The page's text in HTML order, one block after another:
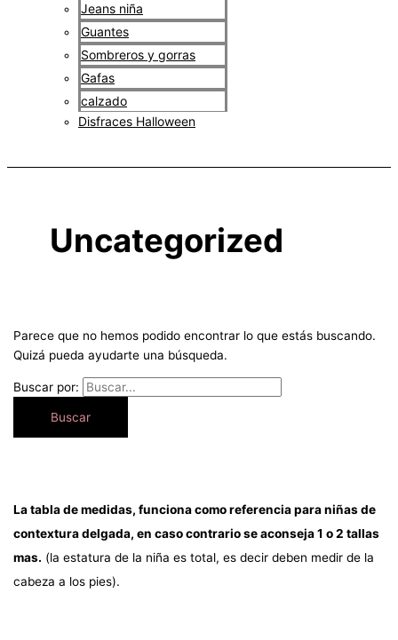
Jeans niña
Guantes
Sombreros y gorras
Gafas
calzado
Disfraces Halloween
La tabla de medidas, funciona como referencia para niñas de
contextura delgada, en caso contrario se aconseja 1 o 2 tallas
mas. (la estatura de la niña es total, es decir deben medir de la
cabeza a los pies).
Uncategorized
Parece que no hemos podido encontrar lo que estás buscando.
Quizá pueda ayudarte una búsqueda.
Buscar por: